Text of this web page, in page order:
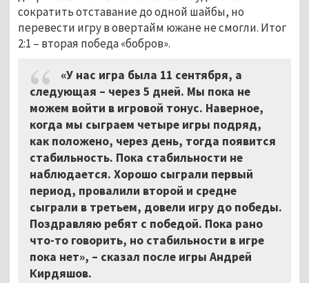
сократить отставание до одной шайбы, но
перевести игру в овертайм южане не смогли. Итог
2:1 – вторая победа «бобров».
«У нас игра была 11 сентября, а
следующая – через 5 дней. Мы пока не
можем войти в игровой тонус. Наверное,
когда мы сыграем четыре игры подряд,
как положено, через день, тогда появится
стабильность. Пока стабильности не
наблюдается. Хорошо сыграли первый
период, провалили второй и средне
сыграли в третьем, довели игру до победы.
Поздравляю ребят с победой. Пока рано
что-то говорить, но стабильности в игре
пока нет», – сказал после игры Андрей
Кирдяшов.